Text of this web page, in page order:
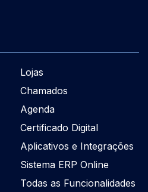
Lojas
Chamados
Agenda
Certificado Digital
Aplicativos e Integrações
Sistema ERP Online
Todas as Funcionalidades